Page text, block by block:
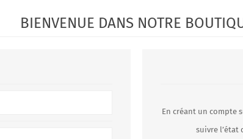
BRASA
PIZZA EXTÉRIEUR
BIENVENUE DANS NOTRE
En créant un compte
suivre l’état